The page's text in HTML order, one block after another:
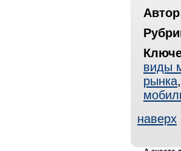
виды
рынка,
наверх